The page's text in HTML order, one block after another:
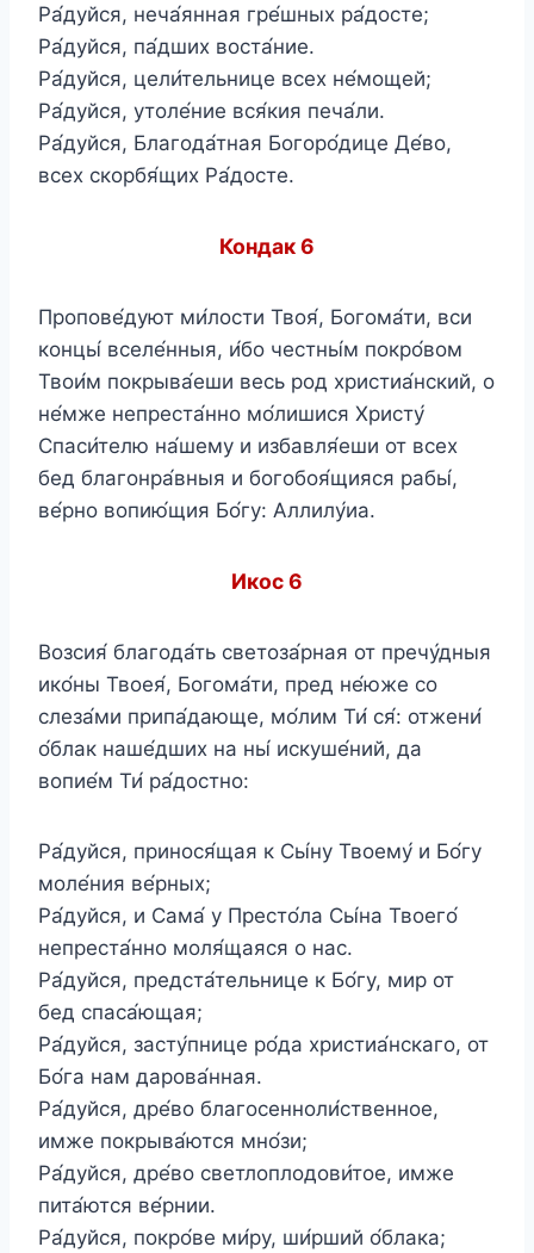
Ра́дуйся, неча́янная гре́шных ра́досте;
Ра́дуйся, па́дших воста́ние.
Ра́дуйся, цели́тельнице всех не́мощей;
Ра́дуйся, утоле́ние вся́кия печа́ли.
Ра́дуйся, Благода́тная Богоро́дице Де́во,
всех скорбя́щих Ра́досте.
Кондак 6
Пропове́дуют ми́лости Твоя́, Богома́ти, вси
концы́ вселе́нныя, и́бо честны́м покро́вом
Твои́м покрыва́еши весь род христиа́нский, о
не́мже непреста́нно мо́лишися Христу́
Спаси́телю на́шему и избавля́еши от всех
бед благонра́вныя и богобоя́щияся рабы́,
ве́рно вопию́щия Бо́гу: Аллилу́иа.
Икос 6
Возсия́ благода́ть светоза́рная от пречу́дныя
ико́ны Твоея́, Богома́ти, пред не́юже со
слеза́ми припа́дающе, мо́лим Ти́ ся́: отжени́
о́блак наше́дших на ны́ искуше́ний, да
вопие́м Ти́ ра́достно:
Ра́дуйся, принося́щая к Сы́ну Твоему́ и Бо́гу
моле́ния ве́рных;
Ра́дуйся, и Сама́ у Престо́ла Сы́на Твоего́
непреста́нно моля́щаяся о нас.
Ра́дуйся, предста́тельнице к Бо́гу, мир от
бед спаса́ющая;
Ра́дуйся, засту́пнице ро́да христиа́нскаго, от
Бо́га нам дарова́нная.
Ра́дуйся, дре́во благосенноли́ственное,
имже покрыва́ются мно́зи;
Ра́дуйся, дре́во светлоплодови́тое, имже
пита́ются ве́рнии.
Ра́дуйся, покро́ве ми́ру, ши́рший о́блака;